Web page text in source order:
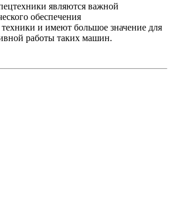
являются важной
обеспечения
и имеют большое значение для
работы таких машин.